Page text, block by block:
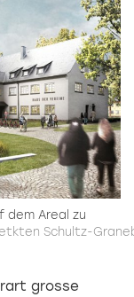
dem Areal zu
Schultz-
grosse